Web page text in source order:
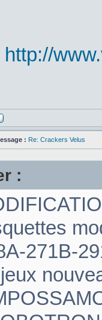
http://
: Re: Crackers Velus
:
271B-